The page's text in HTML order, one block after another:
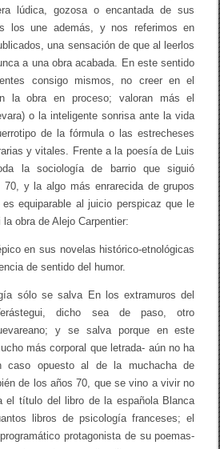
lúdica, gozosa o encantada de sus
los une además, y nos referimos en
una sensación de que al leerlos
a una obra acabada. En este sentido
consigo mismos, no creer en el
la obra en proceso; valoran más el
o la inteligente sonrisa ante la vida
de la fórmula o las estrecheses
y vitales. Frente a la poesía de Luis
la sociología de barrio que siguió
70, y la algo más enrarecida de grupos
equiparable al juicio perspicaz que le
obra de Alejo Carpentier:
en sus novelas histórico-etnológicas
de sentido del humor.
sólo se salva En los extramuros del
dicho sea de paso, otro
y se salva porque en este
más corporal que letrada- aún no ha
caso opuesto al de la muchacha de
de los años 70, que se vino a vivir no
el título del libro de la española Blanca
libros de psicología franceses; el
protagonista de su poemas-